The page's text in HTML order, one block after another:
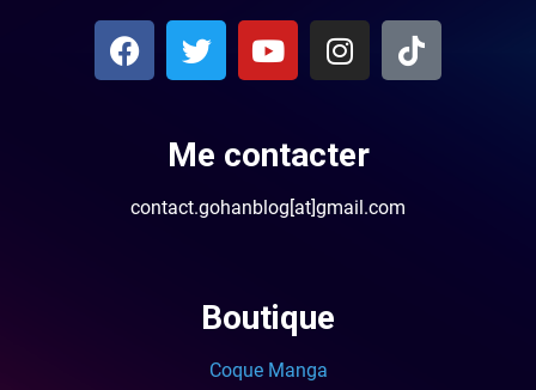
Me contacter
contact.gohanblog[at]gmail.com
Boutique
Coque Manga